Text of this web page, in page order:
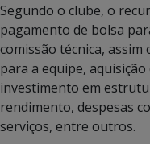
Segundo o clube, o
pagamento de bolsa
comissão técnica,
para a equipe,
investimento em
rendimento, despesas
serviços, entre outros.